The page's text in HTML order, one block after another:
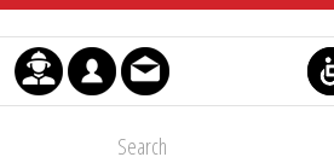
Μετάβαση στο περιεχόμενο